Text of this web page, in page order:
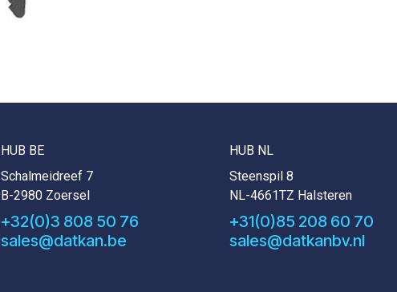
HUB BE
Schalmeidreef 7
B-2980 Zoersel
+32(0)3 808 50 76
sales@datkan.be
HUB NL
Steenspil 8
NL-4661TZ Halsteren
+31(0)85 208 60 70
sales@datkanbv.nl